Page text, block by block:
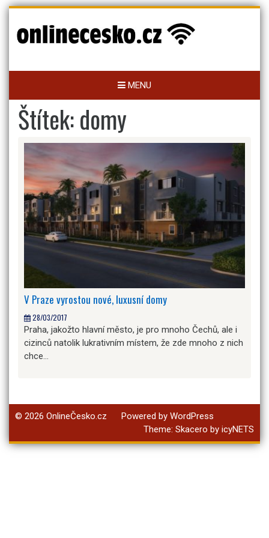
Skip
content
MENU
Štítek:domy
V Praze vyrostou nové, luxusní domy
28/03/2017
Praha, jakožto hlavní město, je pro mnoho Čechů, ale i
cizinců natolik lukrativním místem, že zde mnoho z nich
chce…
© 2026 OnlineČesko.cz
Powered by WordPress
Theme: Skacero by icyNETS